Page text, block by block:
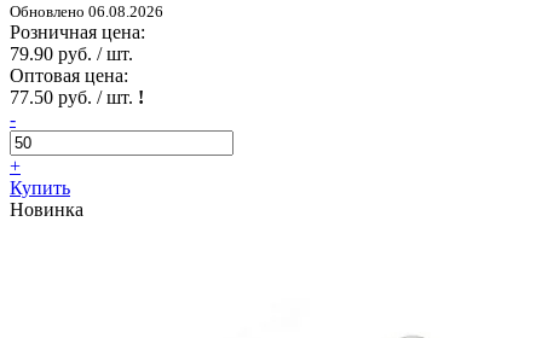
Обновлено 06.08.2026
Розничная цена:
79.90 руб. / шт.
Оптовая цена:
77.50 руб. / шт. !
-
+
Купить
Новинка